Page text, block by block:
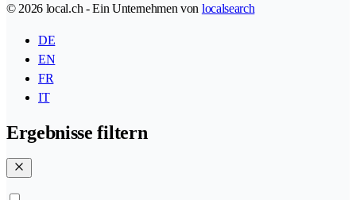
© 2026 local.ch - Ein Unternehmen von localsearch
DE
EN
FR
IT
Ergebnisse filtern